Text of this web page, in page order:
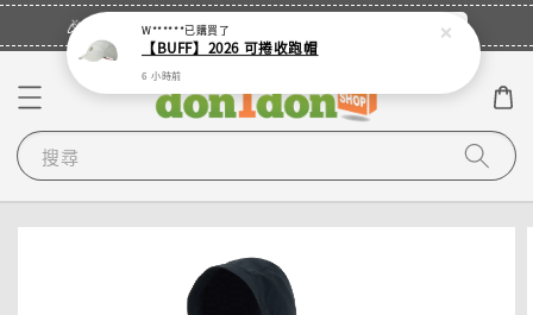
🎉登入會員・領取您的專屬折扣券！ 立即登入
搜尋
W******已購買了
【BUFF】2026 可捲收跑帽
6 小時前